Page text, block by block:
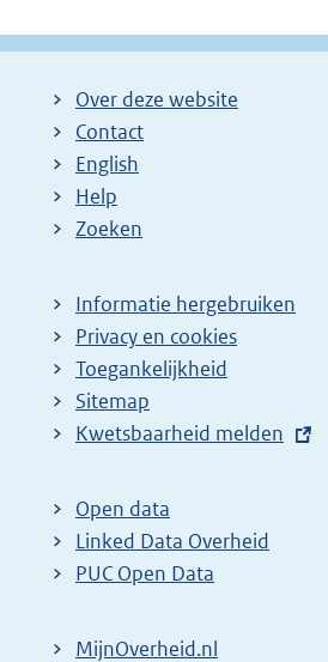
Over deze website
Contact
English
Help
Zoeken
Informatie hergebruiken
Privacy en cookies
Toegankelijkheid
Sitemap
E
t
e
r
Kwetsbaarheid melden
Open data
Linked Data Overheid
PUC Open Data
MijnOverheid.nl